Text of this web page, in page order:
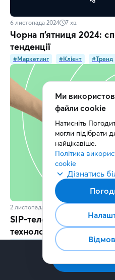
6 листопада 2024 7 хв.
Чорна п’ятниця 2024:
тенденції
#Маркетинг #Клієнт #Тренд
2 листопада 2023 5
SIP-телефонія для
технології
#ХмарнаТелефонія #SIP
Ми
файли cookie
Натисніть
могли підібрати
найцікавіше.
Політика
cookie
Дізнатись